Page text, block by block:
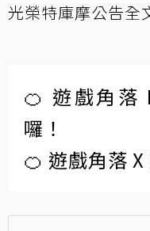
光榮特庫摩公告全
🍊 遊戲角落
囉！
🍊 遊戲角落